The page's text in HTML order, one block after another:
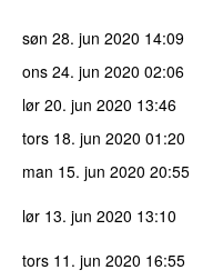
søn 28. jun 2020 14:09
ons 24. jun 2020 02:06
lør 20. jun 2020 13:46
tors 18. jun 2020 01:20
man 15. jun 2020 20:55
lør 13. jun 2020 13:10
tors 11. jun 2020 16:55